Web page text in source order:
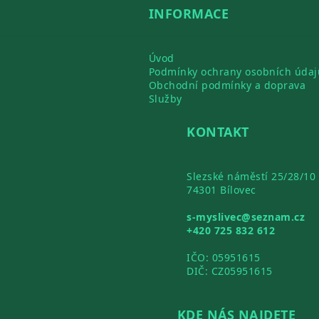
INFORMACE
Úvod
Podmínky ochrany osobních
Obchodní podmínky a doprava
Služby
KONTAKT
Slezské náměstí 25/28/10
74301 Bílovec
s-myslivec@seznam.cz
+420 725 832 612
IČO: 05951615
DIČ: CZ05951615
KDE NÁS NAJDETE